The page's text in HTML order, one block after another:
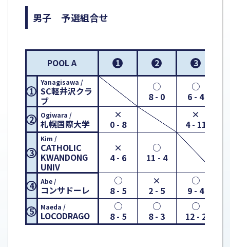
男子 予選組合せ
POOL A 1 2 3
1
Yanagisawa /
SC軽井沢クラ
ブ
○
8 - 0
○
6 - 4
2
Ogiwara /
札幌国際大学
×
0 - 8
×
4 - 11
3
Kim /
CATHOLIC
KWANDONG
UNIV
×
4 - 6
○
11 - 4
4 Abe /
コンサドーレ
○
8 - 5
×
2 - 5
○
9 - 4
5
Maeda /
LOCODRAGO
○
8 - 5
○
8 - 3
○
12 - 2